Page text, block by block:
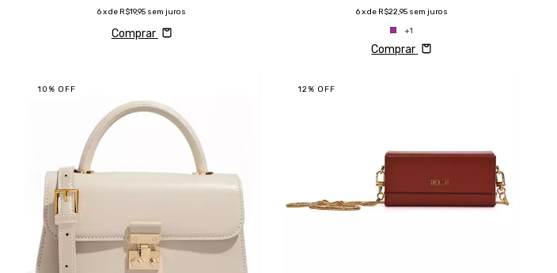
6x de R$19,95 sem juros
Comprar
6x de R$22,95 sem juros
+1
Comprar
10 % OFF 12% OFF